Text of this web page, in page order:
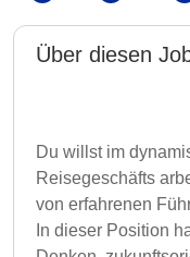
Über diesen
Du willst im
Reisegeschäfts
von erfahrenen
In dieser Position